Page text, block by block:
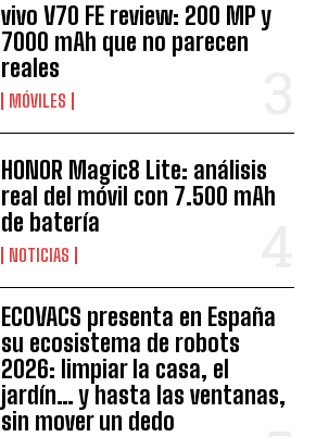
vivo V70 FE review: 200 MP y
7000 mAh que no parecen
reales
MÓVILES
HONOR Magic8 Lite: análisis
real del móvil con 7.500 mAh
de batería
NOTICIAS
ECOVACS presenta en España
su ecosistema de robots
2026: limpiar la casa, el
jardín… y hasta las ventanas,
sin mover un dedo